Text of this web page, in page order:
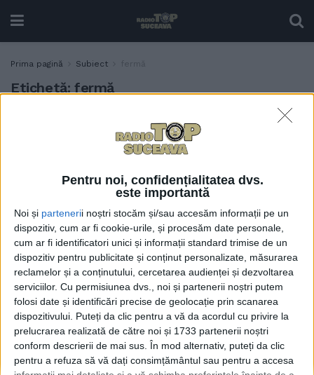
Pentru noi, confidențialitatea dvs.
este importantă
Noi și partenerii noștri stocăm și/sau accesăm informații pe un
dispozitiv, cum ar fi cookie-urile, și procesăm date personale,
cum ar fi identificatori unici și informații standard trimise de un
dispozitiv pentru publicitate și conținut personalizate, măsurarea
reclamelor și a conținutului, cercetarea audienței și dezvoltarea
serviciilor. Cu permisiunea dvs., noi și partenerii noștri putem
folosi date și identificări precise de geolocație prin scanarea
dispozitivului. Puteți da clic pentru a vă da acordul cu privire la
prelucrarea realizată de către noi și 1733 partenerii noștri
conform descrierii de mai sus. În mod alternativ, puteți da clic
pentru a refuza să vă dați consimțământul sau pentru a accesa
Prima pagină Subiect fermă
Etichetă: fermă
Loc de recreere pentru
copii, la Ițcani, cu cerbi
lopătari și cu lebede.
vrea să facă un cuptor
pentru pîine și o băcănie
unde să se vîndă doar
produse din județul
Suceava (Foto)
14 IULIE, 2024